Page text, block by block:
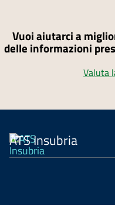
Vuoi aiutarci a
delle informazioni
Valuta
ATS Insubria